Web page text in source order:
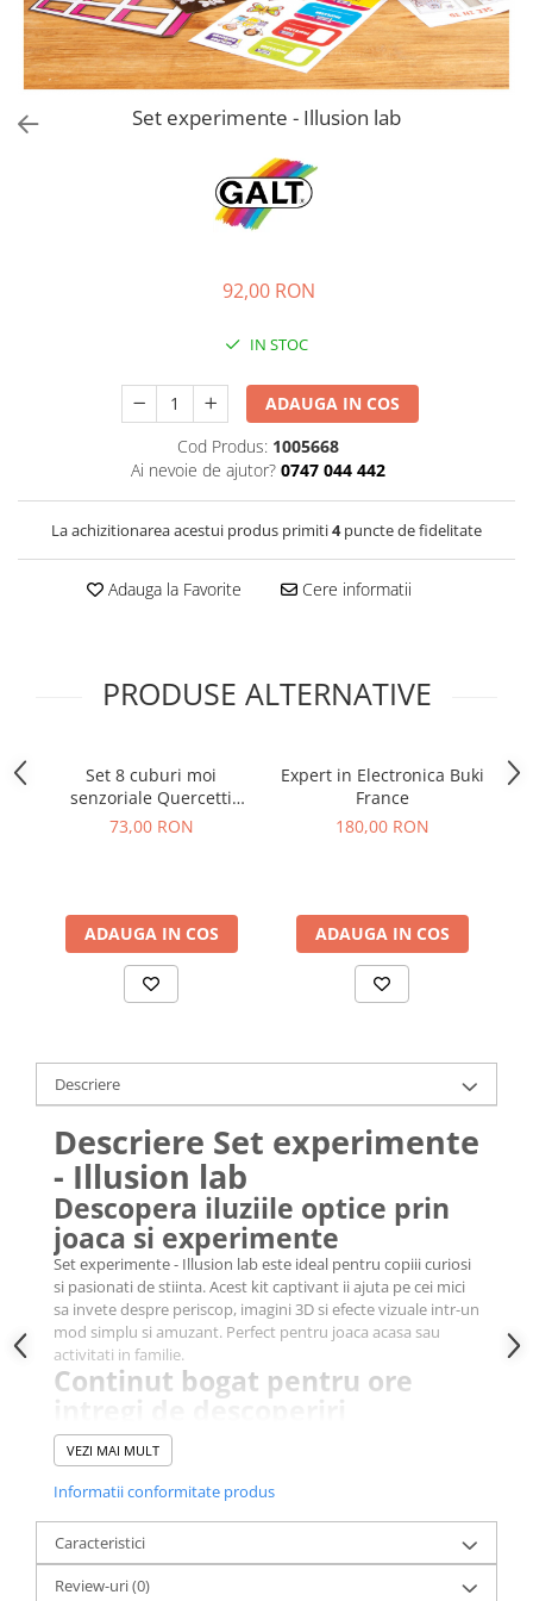
Decoratiuni
Jucarii educative
Figurine jucarii mici
Jucarii electroniceSet experimente - Illusion lab
92,00 RON
IN STOC
ADAUGA IN COS
Cod Produs: 1005668
Ai nevoie de ajutor? 0747 044 442
La achizitionarea acestui produs primiti4puncte de fidelitate
Adauga la Favorite Cere informatii
PRODUSE ALTERNATIVE
Set 8 cuburi moi
senzoriale Quercetti
Momy Soft
73,00 RON
ADAUGA IN COS
Expert in Electronica Buki
France
180,00 RON
ADAUGA IN COS
Descriere
Descriere Set experimente
- Illusion lab
Descopera iluziile optice prin
joaca si experimente
Set experimente - Illusion lab este ideal pentru copiii curiosi
si pasionati de stiinta. Acest kit captivant ii ajuta pe cei mici
sa invete despre periscop, imagini 3D si efecte vizuale intr-un
mod simplu si amuzant. Perfect pentru joaca acasa sau
activitati in familie.
Continut bogat pentru ore
intregi de descoperiri
Set experimente - Illusion lab vine echipat cu tot ce ai nevoie
pentru a realiza experimente distractive: ochelari 3D, lentile,
oglinzi, benzi pentru zoetrop si multe alte piese care pot fi
combinate in moduri creative. Setul include si o brosura
detaliata, cu instructiuni pas cu pas si informatii utile.
Joaca educativa si interactiva
Set experimente - Illusion lab le permite copiilor sa
VEZI MAI MULT
Informatii conformitate produs
Caracteristici
Review-uri(0)